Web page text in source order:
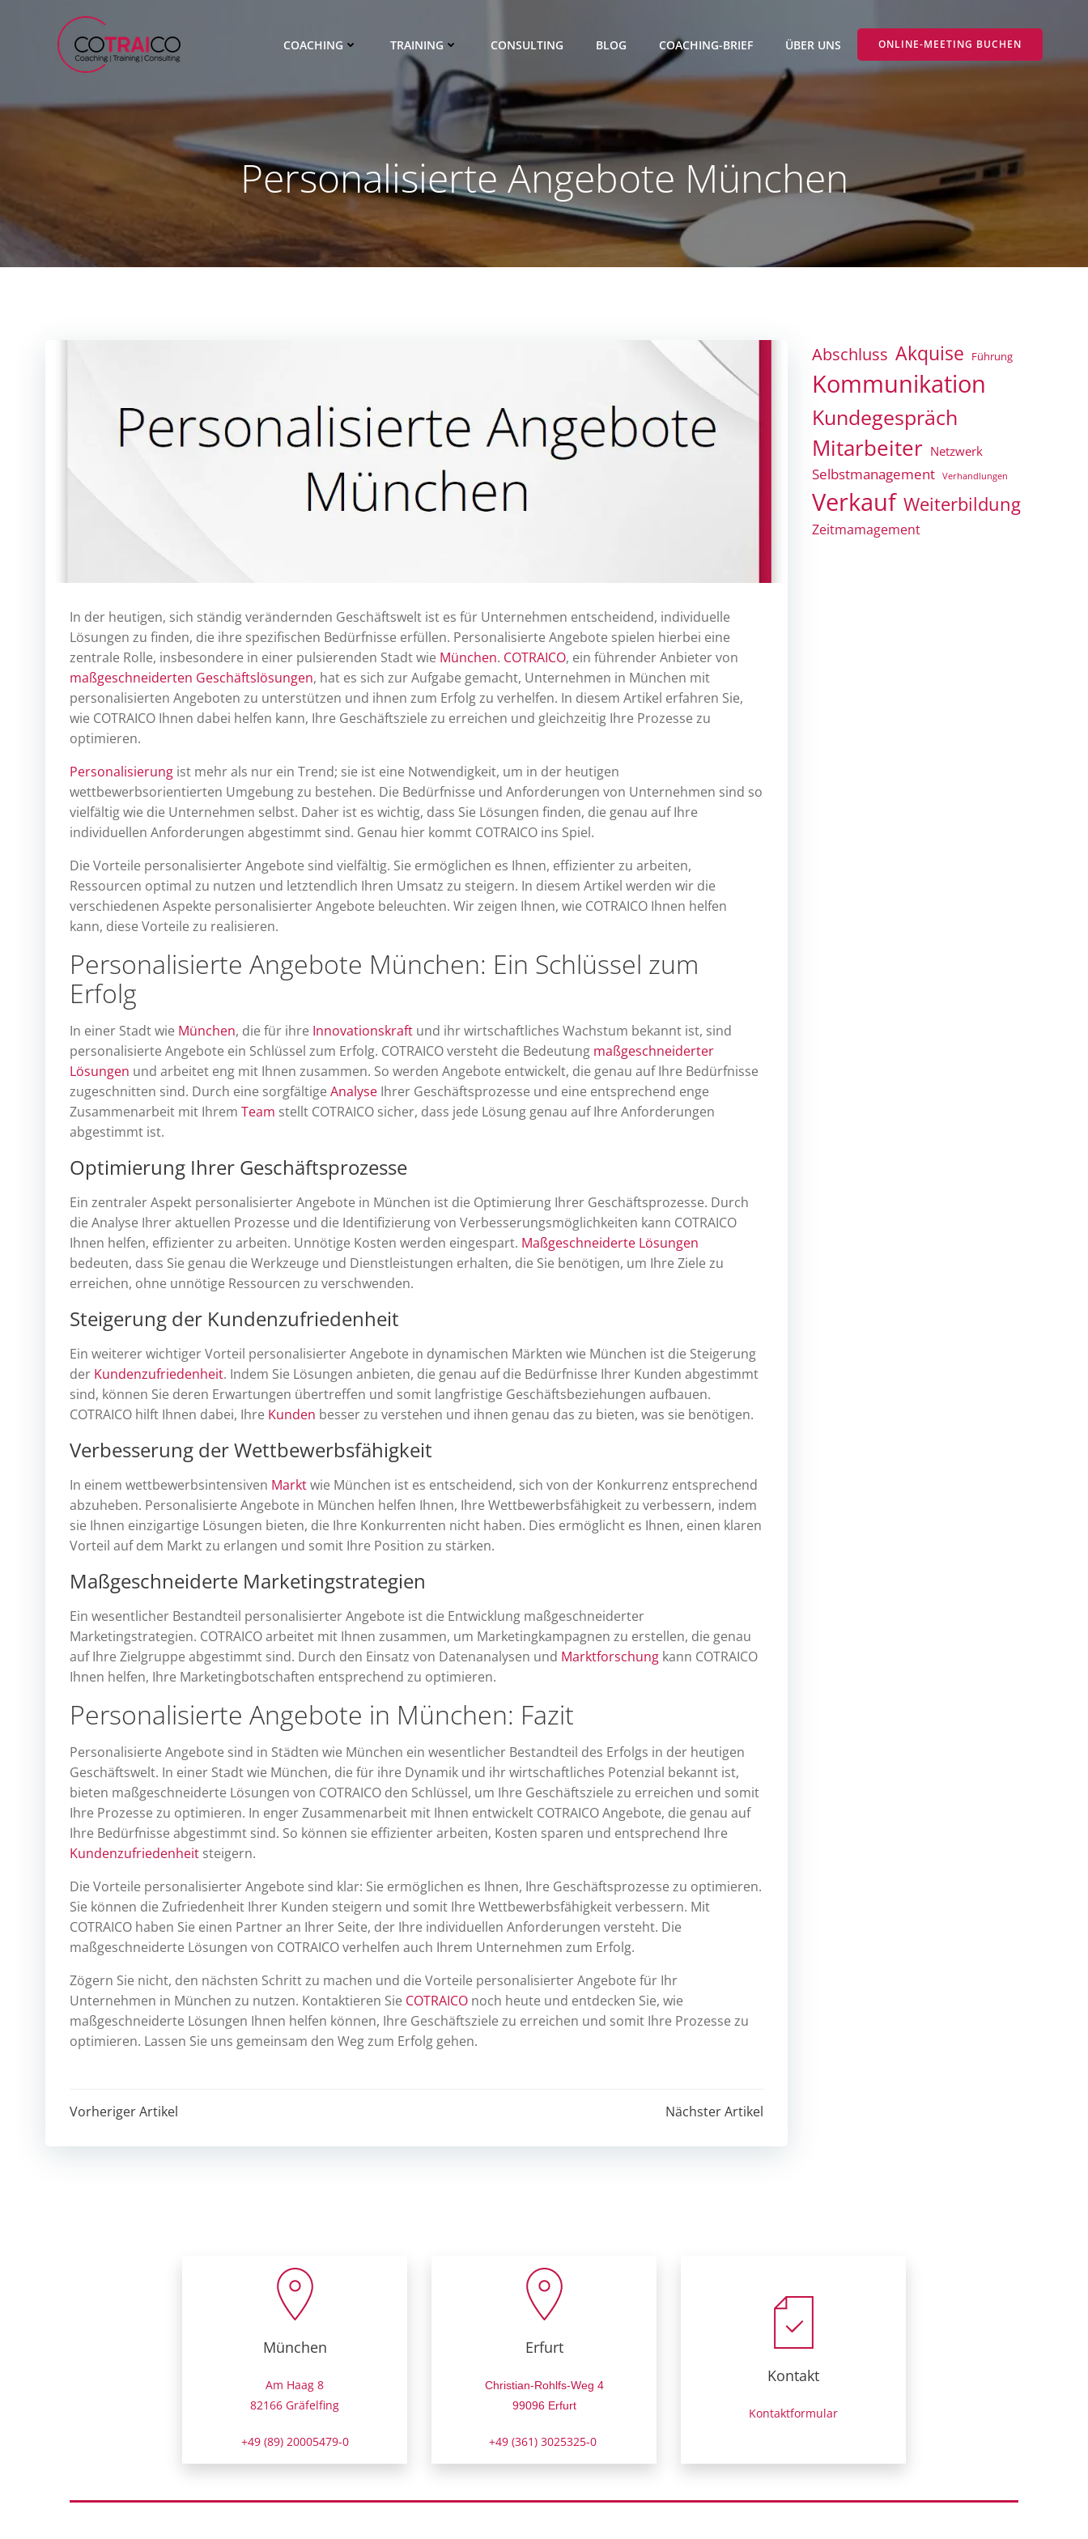
COACHING TRAINING CONSULTING BLOG COACHING-BRIEF ÜBER UNS ONLINE-MEETING BUCHEN
Personalisierte Angebote München
In der heutigen, sich ständig verändernden Geschäftswelt ist es für Unternehmen entscheidend, individuelle
Lösungen zu finden, die ihre spezifischen Bedürfnisse erfüllen. Personalisierte Angebote spielen hierbei eine
zentrale Rolle, insbesondere in einer pulsierenden Stadt wie München. COTRAICO, ein führender Anbieter von
maßgeschneiderten Geschäftslösungen, hat es sich zur Aufgabe gemacht, Unternehmen in München mit
personalisierten Angeboten zu unterstützen und ihnen zum Erfolg zu verhelfen. In diesem Artikel erfahren Sie,
wie COTRAICO Ihnen dabei helfen kann, Ihre Geschäftsziele zu erreichen und gleichzeitig Ihre Prozesse zu
optimieren.
Personalisierung ist mehr als nur ein Trend; sie ist eine Notwendigkeit, um in der heutigen
wettbewerbsorientierten Umgebung zu bestehen. Die Bedürfnisse und Anforderungen von Unternehmen sind so
vielfältig wie die Unternehmen selbst. Daher ist es wichtig, dass Sie Lösungen finden, die genau auf Ihre
individuellen Anforderungen abgestimmt sind. Genau hier kommt COTRAICO ins Spiel.
Die Vorteile personalisierter Angebote sind vielfältig. Sie ermöglichen es Ihnen, effizienter zu arbeiten,
Ressourcen optimal zu nutzen und letztendlich Ihren Umsatz zu steigern. In diesem Artikel werden wir die
verschiedenen Aspekte personalisierter Angebote beleuchten. Wir zeigen Ihnen, wie COTRAICO Ihnen helfen
kann, diese Vorteile zu realisieren.
Personalisierte Angebote München: Ein Schlüssel zum
Erfolg
In einer Stadt wie München, die für ihre Innovationskraft und ihr wirtschaftliches Wachstum bekannt ist, sind
personalisierte Angebote ein Schlüssel zum Erfolg. COTRAICO versteht die Bedeutung maßgeschneiderter
Lösungen und arbeitet eng mit Ihnen zusammen. So werden Angebote entwickelt, die genau auf Ihre Bedürfnisse
zugeschnitten sind. Durch eine sorgfältige Analyse Ihrer Geschäftsprozesse und eine entsprechend enge
Zusammenarbeit mit Ihrem Team stellt COTRAICO sicher, dass jede Lösung genau auf Ihre Anforderungen
abgestimmt ist.
Optimierung Ihrer Geschäftsprozesse
Ein zentraler Aspekt personalisierter Angebote in München ist die Optimierung Ihrer Geschäftsprozesse. Durch
die Analyse Ihrer aktuellen Prozesse und die Identifizierung von Verbesserungsmöglichkeiten kann COTRAICO
Ihnen helfen, effizienter zu arbeiten. Unnötige Kosten werden eingespart. Maßgeschneiderte Lösungen
bedeuten, dass Sie genau die Werkzeuge und Dienstleistungen erhalten, die Sie benötigen, um Ihre Ziele zu
erreichen, ohne unnötige Ressourcen zu verschwenden.
Steigerung der Kundenzufriedenheit
Ein weiterer wichtiger Vorteil personalisierter Angebote in dynamischen Märkten wie München ist die Steigerung
der Kundenzufriedenheit. Indem Sie Lösungen anbieten, die genau auf die Bedürfnisse Ihrer Kunden abgestimmt
sind, können Sie deren Erwartungen übertreffen und somit langfristige Geschäftsbeziehungen aufbauen.
COTRAICO hilft Ihnen dabei, Ihre Kunden besser zu verstehen und ihnen genau das zu bieten, was sie benötigen.
Verbesserung der Wettbewerbsfähigkeit
In einem wettbewerbsintensiven Marktwie München ist es entscheidend, sich von der Konkurrenz entsprechend
abzuheben. Personalisierte Angebote in München helfen Ihnen, Ihre Wettbewerbsfähigkeit zu verbessern, indem
sie Ihnen einzigartige Lösungen bieten, die Ihre Konkurrenten nicht haben. Dies ermöglicht es Ihnen, einen klaren
Vorteil auf dem Markt zu erlangen und somit Ihre Position zu stärken.
Maßgeschneiderte Marketingstrategien
Ein wesentlicher Bestandteil personalisierter Angebote ist die Entwicklung maßgeschneiderter
Marketingstrategien. COTRAICO arbeitet mit Ihnen zusammen, um Marketingkampagnen zu erstellen, die genau
auf Ihre Zielgruppe abgestimmt sind. Durch den Einsatz von Datenanalysen und Marktforschung kann COTRAICO
Ihnen helfen, Ihre Marketingbotschaften entsprechend zu optimieren.
Personalisierte Angebote in München: Fazit
Personalisierte Angebote sind in Städten wie München ein wesentlicher Bestandteil des Erfolgs in der heutigen
Geschäftswelt. In einer Stadt wie München, die für ihre Dynamik und ihr wirtschaftliches Potenzial bekannt ist,
bieten maßgeschneiderte Lösungen von COTRAICO den Schlüssel, um Ihre Geschäftsziele zu erreichen und somit
Ihre Prozesse zu optimieren. In enger Zusammenarbeit mit Ihnen entwickelt COTRAICO Angebote, die genau auf
Ihre Bedürfnisse abgestimmt sind. So können sie effizienter arbeiten, Kosten sparen und entsprechend Ihre
Kundenzufriedenheit steigern.
Die Vorteile personalisierter Angebote sind klar: Sie ermöglichen es Ihnen, Ihre Geschäftsprozesse zu optimieren.
Sie können die Zufriedenheit Ihrer Kunden steigern und somit Ihre Wettbewerbsfähigkeit verbessern. Mit
COTRAICO haben Sie einen Partner an Ihrer Seite, der Ihre individuellen Anforderungen versteht. Die
maßgeschneiderte Lösungen von COTRAICO verhelfen auch Ihrem Unternehmen zum Erfolg.
Zögern Sie nicht, den nächsten Schritt zu machen und die Vorteile personalisierter Angebote für Ihr
Unternehmen in München zu nutzen. Kontaktieren Sie COTRAICO noch heute und entdecken Sie, wie
maßgeschneiderte Lösungen Ihnen helfen können, Ihre Geschäftsziele zu erreichen und somit Ihre Prozesse zu
optimieren. Lassen Sie uns gemeinsam den Weg zum Erfolg gehen.
Post
navigation
Vorheriger Artikel
navigation
Nächster Artikel
Abschluss Akquise Führung
Kommunikation
Kundegespräch
Mitarbeiter Netzwerk
Selbstmanagement Verhandlungen
Verkauf Weiterbildung
Zeitmamagement
München
Am Haag 8
82166 Gräfelfing
+49 (89) 20005479-0
Erfurt
Christian-Rohlfs-Weg 4
99096 Erfurt
+49 (361) 3025325-0
Kontakt
Kontaktformular